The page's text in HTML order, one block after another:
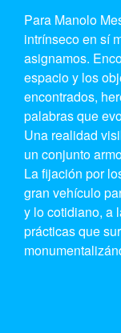
Para Manolo
intrínseco en sí
asignamos.
espacio y los
encontrados,
palabras que
Una realidad
un conjunto
La fijación por
gran vehículo
y lo cotidiano, a
prácticas que